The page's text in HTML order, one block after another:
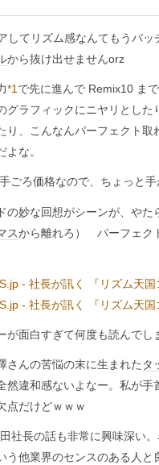
してリズム感なんてもう
から抜け出せませんorz
*1 で先に進んで Remix10 まで
グラフィックにニヤリとし
り、こんなんパーフェクト
よな。
ごろ価格なので、ちょっと
の妙な回想がシーンが、や
スから離れろ） パーフェク
- 社長が訊く 『リズム天
- 社長が訊く 『リズム天
が面白すぎて何度も読んで
さんの苦悩の末に生まれた タ
然違和感ないよなー。私が
点だけどｗｗｗ
社長の話も非常に興味深い
う他業界のセンスのある人と